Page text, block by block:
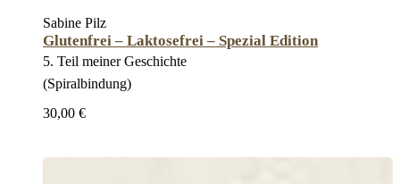
Sabine Pilz
Glutenfrei – Laktosefrei – Spezial Edition
5. Teil meiner Geschichte
(Spiralbindung)
30,00 €